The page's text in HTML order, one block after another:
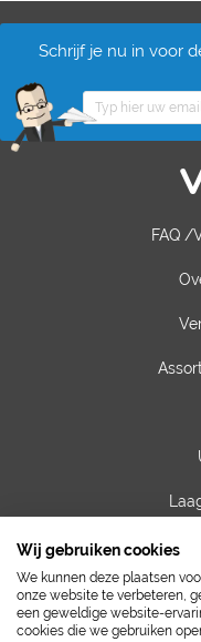
Schrijf je nu in voor
FAQ /
Wij gebruiken cookies
We kunnen deze plaatsen
onze website te verbeteren,
een geweldige website-
cookies die we gebruiken